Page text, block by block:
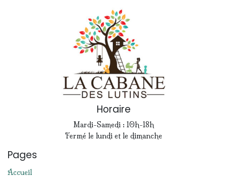
Horaire
Mardi-Samedi : 10h-18h
Fermé le lundi et le dimanche
Pages
Accueil